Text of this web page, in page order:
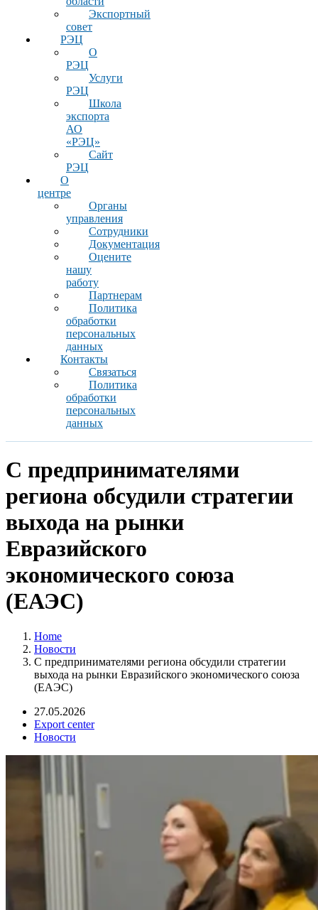
Экспортный
совет
РЭЦ
О
РЭЦ
Услуги
РЭЦ
Школа
экспорта
АО
«РЭЦ»
Сайт
РЭЦ
О
центре
Органы
управления
Сотрудники
Документация
Оцените
нашу
работу
Партнерам
Политика
обработки
персональных
данных
Контакты
Связаться
Политика
обработки
персональных
данных
С предпринимателями
региона обсудили стратегии
выхода на рынки
Евразийского
экономического союза
(ЕАЭС)
Home
Новости
С предпринимателями региона обсудили стратегии
выхода на рынки Евразийского экономического союза
(ЕАЭС)
27.05.2026
Export center
Новости